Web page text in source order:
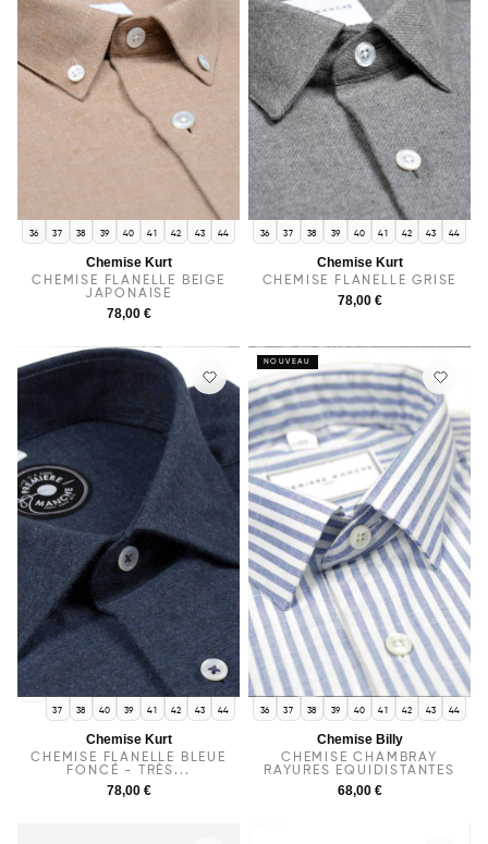
36 37 38 39 40 41 42 43 44
Chemise Kurt
CHEMISE FLANELLE BEIGE
JAPONAISE
78,00 €
36 37 38 39 40 41 42 43 44
Chemise Kurt
CHEMISE FLANELLE GRISE
78,00 €
37 38 40 39 41 42 43 44
Chemise Kurt
CHEMISE FLANELLE BLEUE
FONCÉ - TRÈS...
78,00 €
NOUVEAU
36 37 38 39 40 41 42 43 44
Chemise Billy
CHEMISE CHAMBRAY
RAYURES EQUIDISTANTES
68,00 €